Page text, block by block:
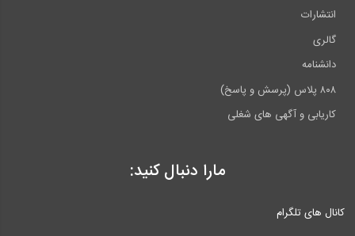
انتشارات
گالری
دانشنامه
۸۰۸ پلاس (پرسش و پاسخ)
کاریابی و آگهی های شغلی
مارا دنبال کنید:
کانال های تلگرام